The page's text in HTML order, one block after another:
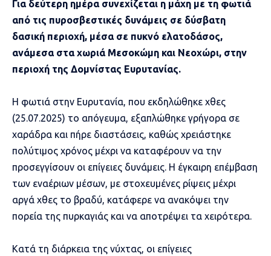
Για δεύτερη ημέρα συνεχίζεται η μάχη με τη φωτιά
από τις πυροσβεστικές δυνάμεις σε δύσβατη
δασική περιοχή, μέσα σε πυκνό ελατοδάσος,
ανάμεσα στα χωριά Μεσοκώμη και Νεοχώρι, στην
περιοχή της Δομνίστας Ευρυτανίας.
Η φωτιά στην Ευρυτανία, που εκδηλώθηκε χθες
(25.07.2025) το απόγευμα, εξαπλώθηκε γρήγορα σε
χαράδρα και πήρε διαστάσεις, καθώς χρειάστηκε
πολύτιμος χρόνος μέχρι να καταφέρουν να την
προσεγγίσουν οι επίγειες δυνάμεις. Η έγκαιρη επέμβαση
των εναέριων μέσων, με στοχευμένες ρίψεις μέχρι
αργά χθες το βραδύ, κατάφερε να ανακόψει την
πορεία της πυρκαγιάς και να αποτρέψει τα χειρότερα.
Κατά τη διάρκεια της νύχτας, οι επίγειες